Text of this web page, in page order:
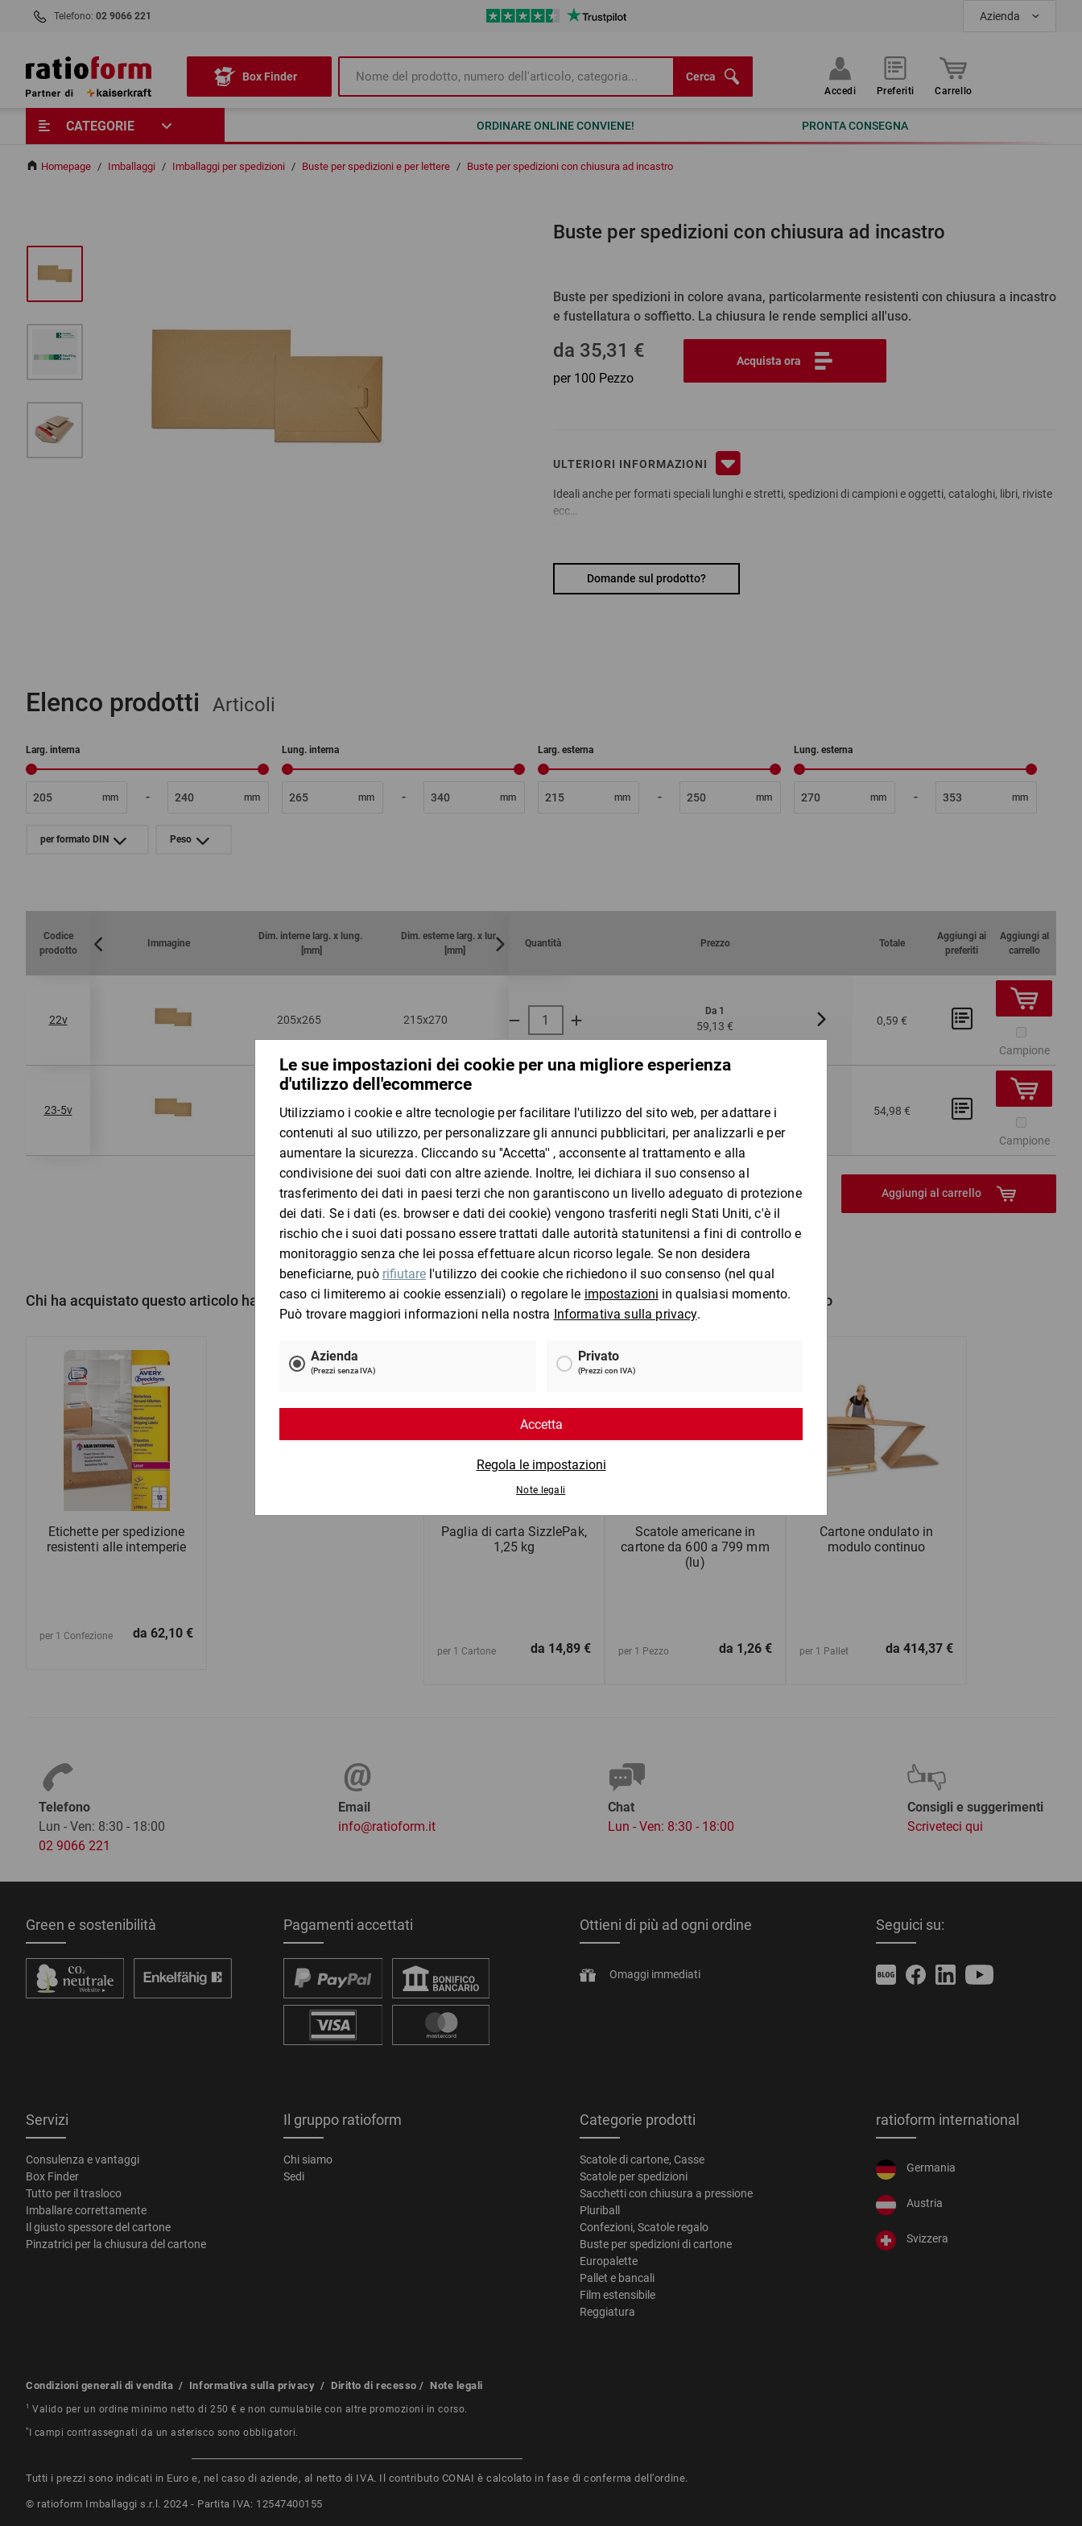
Telefono: 02 9066 221 Azienda
Box Finder Cerca
Accedi Preferiti Carrello
CATEGORIE ORDINARE ONLINE CONVIENE! PRONTA CONSEGNA
Homepage / Imballaggi / Imballaggi per spedizioni / Buste per spedizioni e per lettere / Buste per spedizioni con chiusura ad incastro
Buste per spedizioni con chiusura ad incastro
Buste per spedizioni in colore avana, particolarmente resistenti con chiusura a incastro
e fustellatura o soffietto. La chiusura le rende semplici all'uso.
da 35,31 €
per 100 Pezzo
Acquista ora
ULTERIORI INFORMAZIONI
Ideali anche per formati speciali lunghi e stretti, spedizioni di campioni e oggetti, cataloghi, libri, riviste
ecc…
Materiale:
cartoncino
Domande sul prodotto?
Elenco prodotti Articoli
Larg. interna
mm - mm
Lung. interna
mm - mm
Larg. esterna
mm - mm
Lung. esterna
mm - mm
per formato DIN Peso
Codice
prodotto
Immagine
Dim. interne larg. x lung.
[mm]
Dim. esterne larg. x lung.
[mm]
Quantità Prezzo Totale
Aggiungi ai
preferiti
Aggiungi al
carrello
22v 205x265 215x270 B5+
Da 1
59,13 € 55,31 €
0,59 €
Campione
23-5v 240x340 250x353 C4 107
73,30 € 68,84 €
per 100 Pezzo
54,98 €
Campione
Aggiungi al carrello
Chi ha acquistato questo articolo ha acquistato anche
Etichette per spedizione
resistenti alle intemperie
per 1 Confezione da 62,10 €
I clienti che hanno visto questo prodotto hanno anche comprato
Paglia di carta SizzlePak,
1,25 kg
per 1 Cartone da 14,89 €
Scatole americane in
cartone da 600 a 799 mm
(lu)
per 1 Pezzo da 1,26 €
Cartone ondulato in
modulo continuo
per 1 Pallet da 414,37 €
Telefono
Lun - Ven: 8:30 - 18:00
02 9066 221
Email
info@ratioform.it
Chat
Lun - Ven: 8:30 - 18:00
Consigli e suggerimenti
Scriveteci qui
Green e sostenibilità Pagamenti accettati Ottieni di più ad ogni ordine
Omaggi immediati
Seguici su:
Servizi
Consulenza e vantaggi
Box Finder
Tutto per il trasloco
Imballare correttamente
Il giusto spessore del cartone
Pinzatrici per la chiusura del cartone
Il gruppo ratioform
Chi siamo
Sedi
Categorie prodotti
Scatole di cartone, Casse
Scatole per spedizioni
Sacchetti con chiusura a pressione
Pluriball
Confezioni, Scatole regalo
Buste per spedizioni di cartone
Europalette
Pallet e bancali
Film estensibile
Reggiatura
ratioform international
Germania
Austria
Svizzera
Condizioni generali di vendita / Informativa sulla privacy / Diritto di recesso / Note legali
1Valido per un ordine minimo netto di 250 € e non cumulabile con altre promozioni in corso.
* I campi contrassegnati da un asterisco sono obbligatori.
Tutti i prezzi sono indicati in Euro e, nel caso di aziende, al netto di IVA. Il contributo CONAI è calcolato in fase di conferma dell’ordine.
© ratioform Imballaggi s.r.l. 2024 - Partita IVA: 12547400155